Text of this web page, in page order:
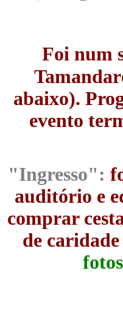
Foi num
abaixo).
evento
"Ingresso":
auditório e
comprar
de